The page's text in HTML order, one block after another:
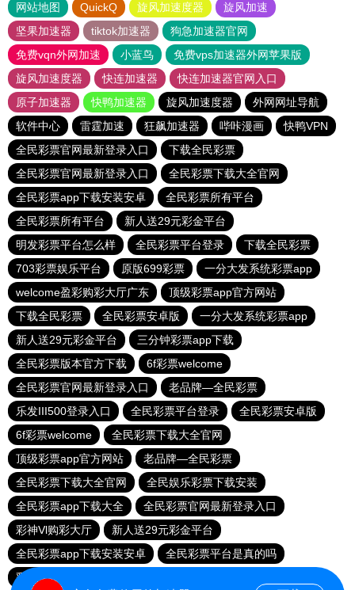
网站地图 QuickQ 旋风加速度器
旋风加速
坚果加速器
tiktok加速器
狗急加速器官网
免费vqn外网加速
小蓝鸟
免费vps加速器外网苹果版
旋风加速度器
快连加速器
快连加速器官网入口
原子加速器
快鸭加速器 旋风加速度器
外网网址导航
软件中心
雷霆加速 狂飙加速器 哔咔漫画
快鸭VPN
全民彩票官网最新登录入口
下载全民彩票
全民彩票官网最新登录入口
全民彩票下载大全官网
全民彩票app下载安装安卓
全民彩票所有平台
全民彩票所有平台
新人送29元彩金平台
明发彩票平台怎么样
全民彩票平台登录
下载全民彩票
703彩票娱乐平台
原版699彩票
一分大发系统彩票app
welcome盈彩购彩大厅广东
顶级彩票app官方网站
下载全民彩票
全民彩票安卓版
一分大发系统彩票app
新人送29元彩金平台
三分钟彩票app下载
全民彩票版本官方下载
6f彩票welcome
全民彩票官网最新登录入口
老品牌—全民彩票
乐发III500登录入口
全民彩票平台登录
全民彩票安卓版
6f彩票welcome
全民彩票下载大全官网
顶级彩票app官方网站
老品牌—全民彩票
全民彩票下载大全官网
全民娱乐彩票下载安装
全民彩票app下载大全
全民彩票官网最新登录入口
彩神Vl购彩大厅
新人送29元彩金平台
全民彩票app下载安装安卓
全民彩票平台是真的吗
彩神Vl购彩大厅